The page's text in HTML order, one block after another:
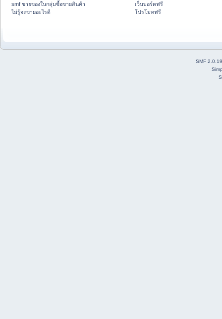
smf ขายของในกลุ่มซื้อขายสินค้า
ไม่รู้จะขายอะไรดี
เว็บบอร์ดฟรี
โปรโมทฟรี
SMF 2.0.19